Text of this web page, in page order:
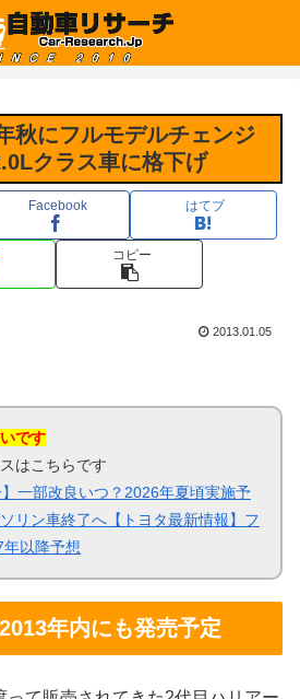
秋にフルモデルチェンジ
クラス車に格下げ
Facebook はてブ
コピー
2013.01.05
です
はこちらです
一部改良いつ？2026年夏頃実施予
リン車終了へ【トヨタ最新情報】フ
以降予想
年内にも発売予定